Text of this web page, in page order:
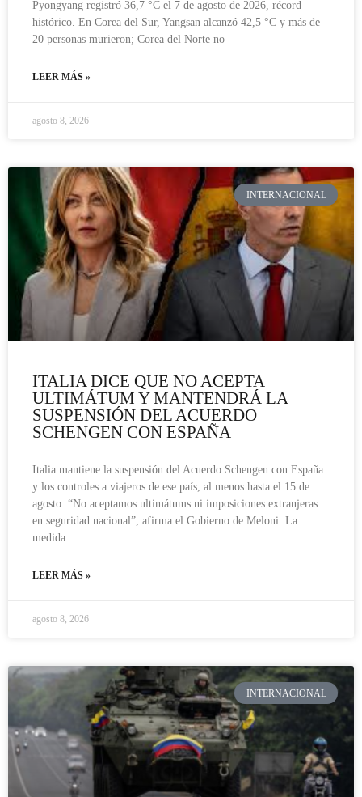
Pyongyang registró 36,7 °C el 7 de agosto de 2026, récord
histórico. En Corea del Sur, Yangsan alcanzó 42,5 °C y más de
20 personas murieron; Corea del Norte no
LEER MÁS »
agosto 8, 2026
INTERNACIONAL
ITALIA DICE QUE NO ACEPTA
ULTIMÁTUM Y MANTENDRÁ LA
SUSPENSIÓN DEL ACUERDO
SCHENGEN CON ESPAÑA
Italia mantiene la suspensión del Acuerdo Schengen con España
y los controles a viajeros de ese país, al menos hasta el 15 de
agosto. “No aceptamos ultimátums ni imposiciones extranjeras
en seguridad nacional”, afirma el Gobierno de Meloni. La
medida
LEER MÁS »
agosto 8, 2026
INTERNACIONAL